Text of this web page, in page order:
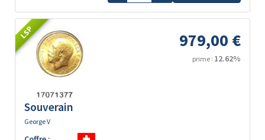
LSP 979,00 €
prime : 12.62%
Souverain
George V